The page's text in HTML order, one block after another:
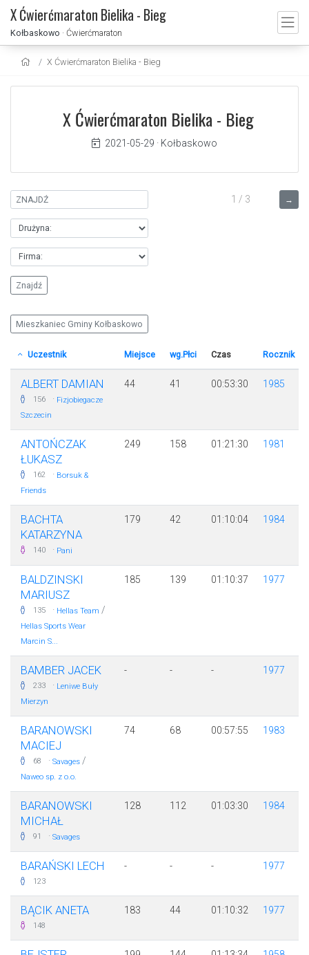
X Ćwierćmaraton Bielika - Bieg
Kołbaskowo · Ćwierćmaraton
X Ćwierćmaraton Bielika - Bieg
X Ćwierćmaraton Bielika - Bieg
2021-05-29 · Kołbaskowo
→
1 / 3
Mieszkaniec Gminy Kołbaskowo
Uczestnik Miejsce wg.Płci Czas Rocznik
ALBERT DAMIAN
156 · Fizjobiegacze
Szczecin
44 41 00:53:30 1985
ANTOŃCZAK
ŁUKASZ
162 · Borsuk &
Friends
249 158 01:21:30 1981
BACHTA
KATARZYNA
140 · Pani
179 42 01:10:04 1984
BALDZINSKI
MARIUSZ
135 · Hellas Team /
Hellas Sports Wear
Marcin S...
185 139 01:10:37 1977
BAMBER JACEK
233 · Leniwe Buły
Mierzyn
- - - 1977
BARANOWSKI
MACIEJ
68 · Savages /
Naweo sp. z o.o.
74 68 00:57:55 1983
BARANOWSKI
MICHAŁ
91 · Savages
128 112 01:03:30 1984
BARAŃSKI LECH
123
- - - 1977
BĄCIK ANETA
148
183 44 01:10:32 1977